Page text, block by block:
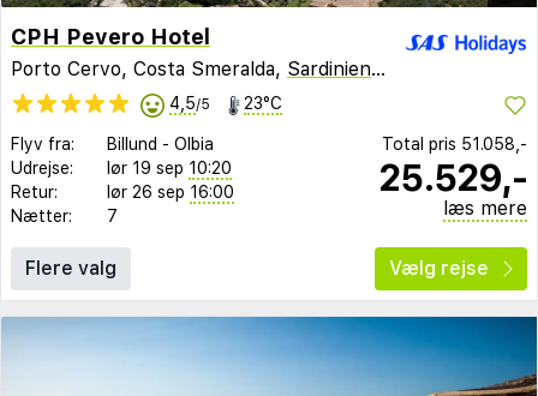
CPH Pevero Hotel
Porto Cervo, Costa Smeralda, Sardinien,Italien
4,5/5 23°C
Flyv fra: Billund - Olbia
Udrejse:
lør 19 sep 10:20
Retur:
lør 26 sep 16:00
Nætter:
7
Total pris 51.058,-
25.529,-
læs mere
Flere valg Vælg rejse